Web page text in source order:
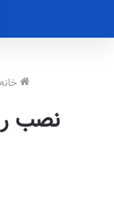
خانه
نصب